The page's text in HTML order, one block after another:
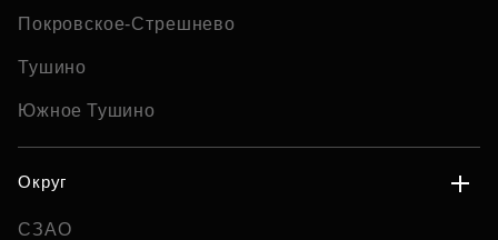
Покровское-Стрешнево
Тушино
Южное Тушино
Округ
СЗАО